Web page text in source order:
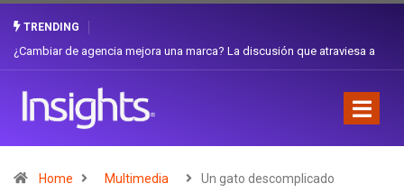
TRENDING
Gabriela Herrera y el arte de cambiarse el sombrero en Corporación
Home Multimedia Un gato descomplicado